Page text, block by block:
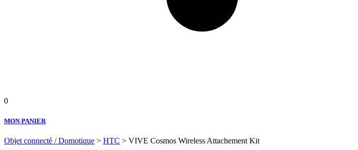
0
MON PANIER
Objet connecté / Domotique > HTC > VIVE Cosmos Wireless Attachement Kit